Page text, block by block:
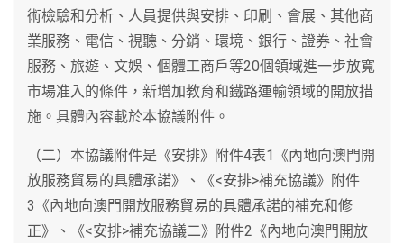
術檢驗和分析、人員提供與安排、印刷、會展、其他商
業服務、電信、視聽、分銷、環境、銀行、證券、社會
服務、旅遊、文娛、個體工商戶等20個領域進一步放寬
市場准入的條件，新增加教育和鐵路運輸領域的開放措
施。具體內容載於本協議附件。
（二）本協議附件是《安排》附件4表1《內地向澳門開
放服務貿易的具體承諾》、《<安排>補充協議》附件
3《內地向澳門開放服務貿易的具體承諾的補充和修
正》、《<安排>補充協議二》附件2《內地向澳門開放